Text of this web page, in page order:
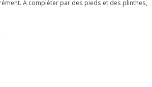
À compléter par des pieds et des plinthes,